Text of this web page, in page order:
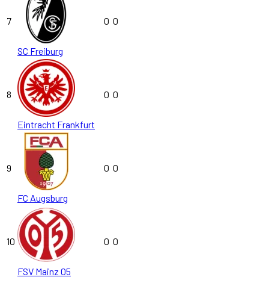
7
SC Freiburg
0 0
8
Eintracht Frankfurt
0 0
9
FC Augsburg
0 0
10
FSV Mainz 05
0 0